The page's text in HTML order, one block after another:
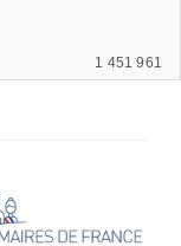
1 451 961